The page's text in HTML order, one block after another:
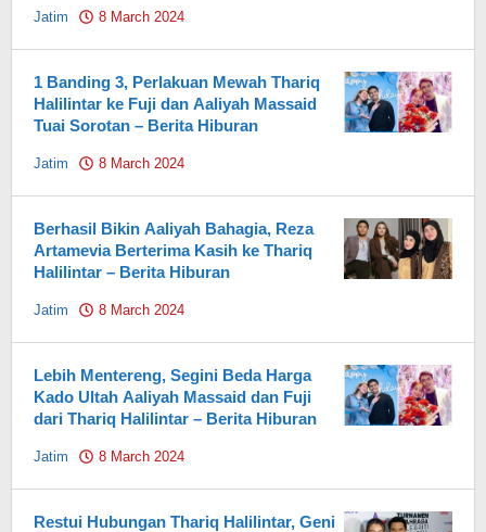
Jatim 8 March 2024
1 Banding 3, Perlakuan Mewah Thariq
Halilintar ke Fuji dan Aaliyah Massaid
Tuai Sorotan – Berita Hiburan
Jatim 8 March 2024
Berhasil Bikin Aaliyah Bahagia, Reza
Artamevia Berterima Kasih ke Thariq
Halilintar – Berita Hiburan
Jatim 8 March 2024
Lebih Mentereng, Segini Beda Harga
Kado Ultah Aaliyah Massaid dan Fuji
dari Thariq Halilintar – Berita Hiburan
Jatim 8 March 2024
Restui Hubungan Thariq Halilintar, Geni